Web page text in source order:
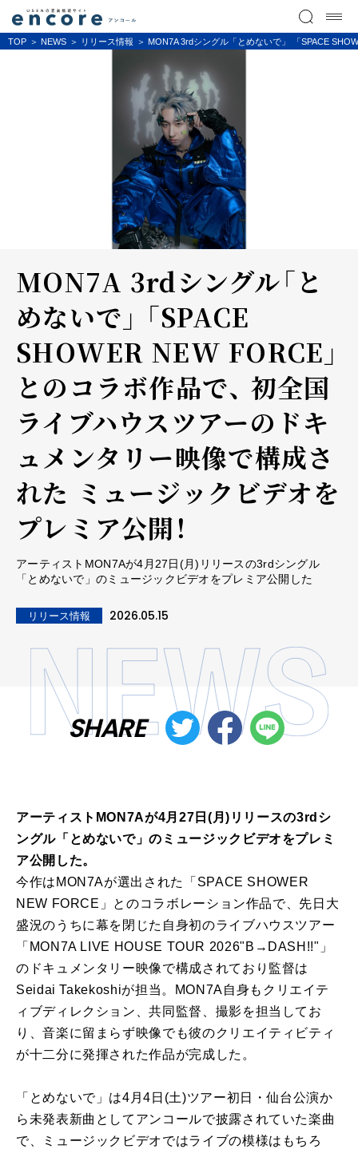
TOP NEWS リリース情報 MON7A 3rdシングル「とめないで」 「SPACE
MON7A 3rdシングル「と
めないで」 「SPACE
SHOWER NEW FORCE」
とのコラボ作品で、 初全国
ライブハウスツアーのドキ
ュメンタリー映像で構成さ
れた ミュージックビデオを
プレミア公開！
アーティストMON7Aが4月27日(月)リリースの3rdシングル
「とめないで」のミュージックビデオをプレミア公開した
リリース情報 2026.05.15
SHARE
アーティストMON7Aが4月27日(月)リリースの3rdシ
ングル「とめないで」のミュージックビデオをプレミ
ア公開した。
今作はMON7Aが選出された「SPACE SHOWER
NEW FORCE」とのコラボレーション作品で、先日大
盛況のうちに幕を閉じた自身初のライブハウスツアー
「MON7A LIVE HOUSE TOUR 2026"B→DASH!!"」
のドキュメンタリー映像で構成されており監督は
Seidai Takekoshiが担当。MON7A自身もクリエイテ
ィブディレクション、共同監督、撮影を担当してお
り、音楽に留まらず映像でも彼のクリエイティビティ
が十二分に発揮された作品が完成した。
「とめないで」は4月4日(土)ツアー初日・仙台公演か
ら未発表新曲としてアンコールで披露されていた楽曲
で、ミュージックビデオではライブの模様はもちろ